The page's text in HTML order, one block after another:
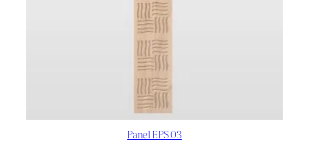
Panel EPS 03